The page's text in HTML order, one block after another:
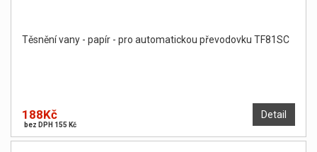
Těsnění vany - papír - pro automatickou převodovku TF81SC
Detail
188Kč
bez DPH 155 Kč